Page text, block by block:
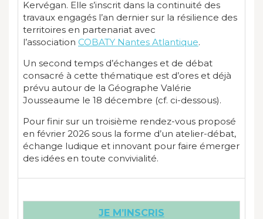
Kervégan. Elle s’inscrit dans la continuité des
travaux engagés l’an dernier sur la résilience des
territoires en partenariat avec
l’association COBATY Nantes Atlantique.
Un second temps d’échanges et de débat
consacré à cette thématique est d’ores et déjà
prévu autour de la Géographe Valérie
Jousseaume le 18 décembre (cf. ci-dessous).
Pour finir sur un troisième rendez-vous proposé
en février 2026 sous la forme d’un atelier-débat,
échange ludique et innovant pour faire émerger
des idées en toute convivialité.
JE M’INSCRIS